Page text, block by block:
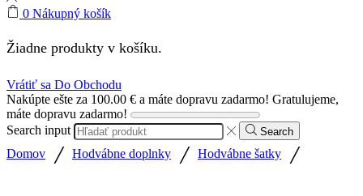
0 Nákupný košík
Žiadne produkty v košíku.
Vrátiť sa Do Obchodu
Nakúpte ešte za 100.00 € a máte dopravu zadarmo! Gratulujeme,
máte dopravu zadarmo!
Search input
Search
Domov / Hodvábne doplnky / Hodvábne šatky /